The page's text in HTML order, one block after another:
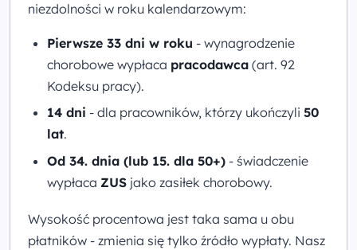
niezdolności w roku kalendarzowym:
Pierwsze 33 dni w roku - wynagrodzenie
chorobowe wypłaca pracodawca (art. 92
Kodeksu pracy).
14 dni - dla pracowników, którzy ukończyli 50
lat.
Od 34. dnia (lub 15. dla 50+) - świadczenie
wypłaca ZUS jako zasiłek chorobowy.
Wysokość procentowa jest taka sama u obu
płatników - zmienia się tylko źródło wypłaty. Nasz